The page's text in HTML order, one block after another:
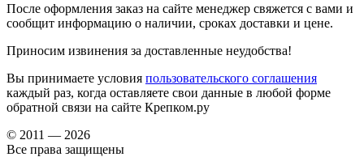
После оформления заказ на сайте менеджер свяжется с вами и
сообщит информацию о наличии, сроках доставки и цене.
Приносим извинения за доставленные неудобства!
Вы принимаете условия пользовательского соглашения
каждый раз, когда оставляете свои данные в любой форме
обратной связи на сайте Крепком.ру
© 2011 — 2026
Все права защищены